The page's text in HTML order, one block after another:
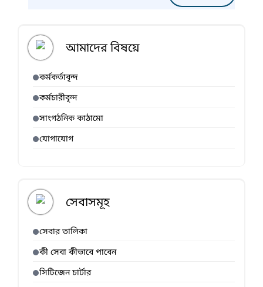
আমাদের বিষয়ে
কর্মকর্তাবৃন্দ
কর্মচারীবৃন্দ
সাংগঠনিক কাঠামো
যোগাযোগ
সেবাসমূহ
সেবার তালিকা
কী সেবা কীভাবে পাবেন
সিটিজেন চার্টার